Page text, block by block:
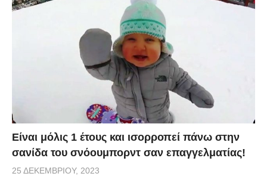
Είναι μόλις 1 έτους και ισορροπεί πάνω στην
σανίδα του σνόουμπορντ σαν επαγγελματίας!
25 ΔΕΚΕΜΒΡΊΟΥ, 2023